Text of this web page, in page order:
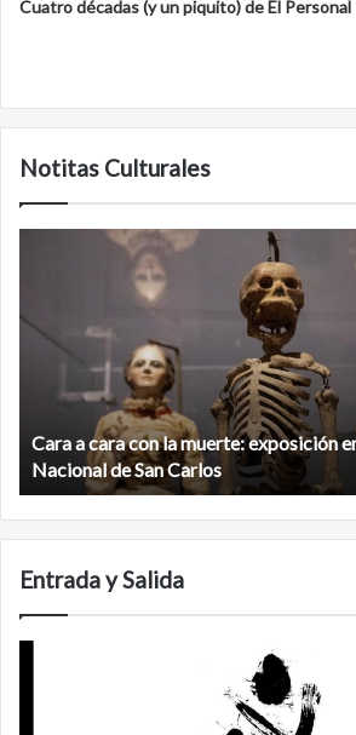
Cuatro décadas (y un piquito) de El Personal
Notitas Culturales
la muerte: exposición en el Museo
Carlos
Entrada y Salida